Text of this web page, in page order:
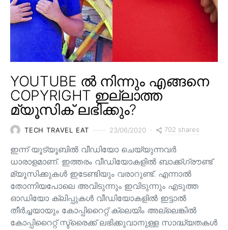
YOUTUBE ൽ നിന്നും എങ്ങനെ
COPYRIGHT ഇല്ലാത്ത
മ്യൂസിക് ലഭിക്കും?
TECH TRAVEL EAT 23/06/2020 702 shares
ഇന്ന് യൂട്യൂബിൽ വീഡിയോ ചെയ്യുന്നവർ
ധാരാളമാണ്. ഇത്തരം വീഡിയോകളിൽ ബാക്ക്ഗ്രൗണ്ട്
മ്യൂസിക്കുകൾ ഇടേണ്ടിയും വരാറുണ്ട്. എന്നാൽ
തോന്നിയപോലെ അവിടുന്നും ഇവിടുന്നും എടുത്ത
ഓഡിയോ ക്ലിപ്പുകൾ വീഡിയോകളിൽ ഇട്ടാൽ
തീർച്ചയായും കോപ്പിറൈറ്റ് ക്ലെയിം അല്ലെങ്കിൽ
കോപ്പിറൈറ്റ് സ്ട്രൈക്ക് ലഭിക്കുവാനുള്ള സാദ്ധ്യതകൾ